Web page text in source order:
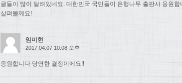
글들이 많이 달려있네요. 대한민국 국민들이 은행나무 출판사 응원
살펴볼께요!
임미현
2017.04.07 10:08 오후
응원합니다 당연한 결정이에요!!